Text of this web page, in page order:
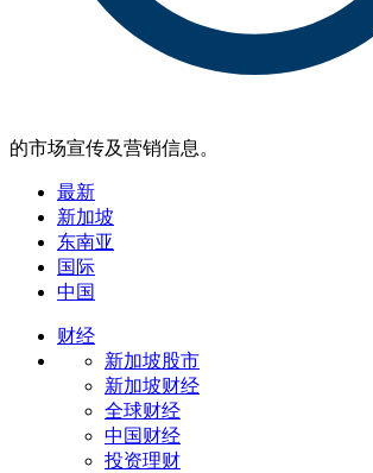
的市场宣传及营销信息。
最新
新加坡
东南亚
国际
中国
财经
新加坡股市
新加坡财经
全球财经
中国财经
投资理财